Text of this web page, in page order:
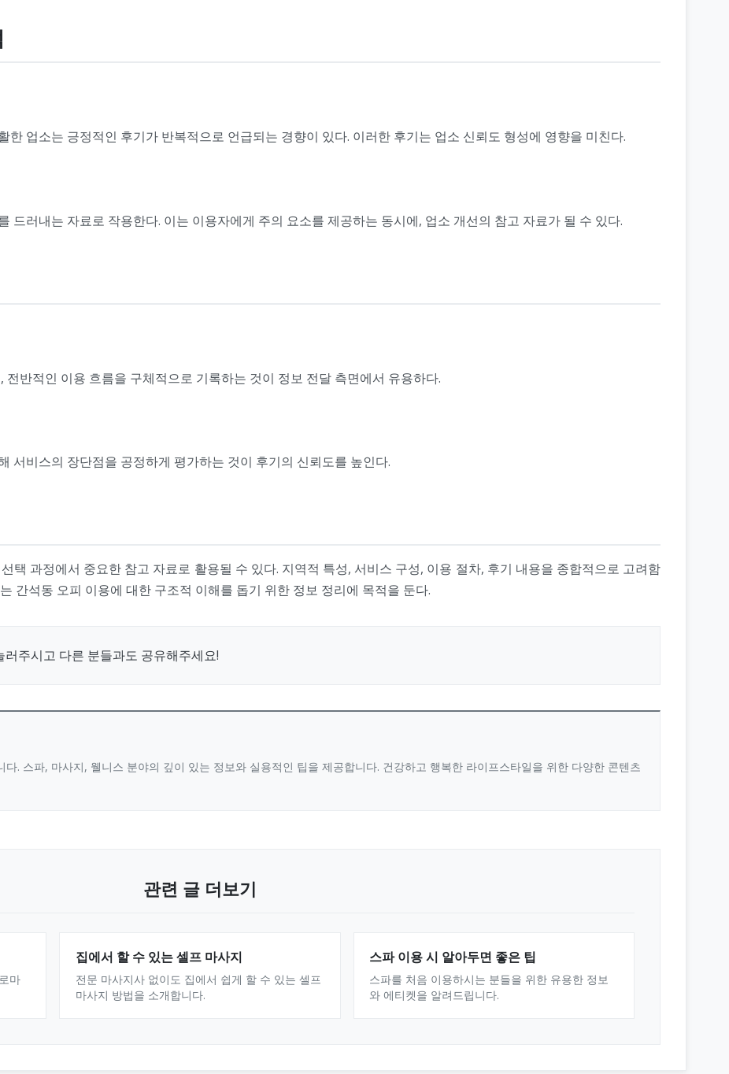
업소는 긍정적인 후기가 반복적으로 언급되는 경향이 있다. 이러한 후기는 업소 신뢰도 형성에 영향을 미친다.
드러내는 자료로 작용한다. 이는 이용자에게 주의 요소를 제공하는 동시에, 업소 개선의 참고 자료가 될 수 있다.
반적인 이용 흐름을 구체적으로 기록하는 것이 정보 전달 측면에서 유용하다.
서비스의 장단점을 공정하게 평가하는 것이 후기의 신뢰도를 높인다.
택 과정에서 중요한 참고 자료로 활용될 수 있다. 지역적 특성, 서비스 구성, 이용 절차, 후기 내용을 종합적으로 고려함
간석동 오피 이용에 대한 구조적 이해를 돕기 위한 정보 정리에 목적을 둔다.
주시고 다른 분들과도 공유해주세요!
. 스파, 마사지, 웰니스 분야의 깊이 있는 정보와 실용적인 팁을 제공합니다. 건강하고 행복한 라이프스타일을 위한 다양한 콘텐츠
관련 글 더보기
마
집에서 할 수 있는 셀프 마사지
전문 마사지사 없이도 집에서 쉽게 할 수 있는 셀프
마사지 방법을 소개합니다.
스파 이용 시 알아두면 좋은 팁
스파를 처음 이용하시는 분들을 위한 유용한 정보
와 에티켓을 알려드립니다.